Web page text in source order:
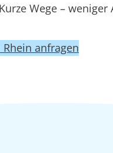
Wege – weniger
Rhein anfragen